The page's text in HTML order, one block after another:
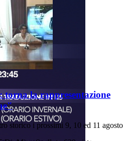
torna la rappresentazione
storico i prossimi 9, 10 ed 11 agosto